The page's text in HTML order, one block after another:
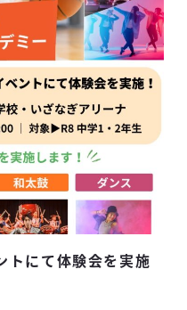
にて体験会を実施